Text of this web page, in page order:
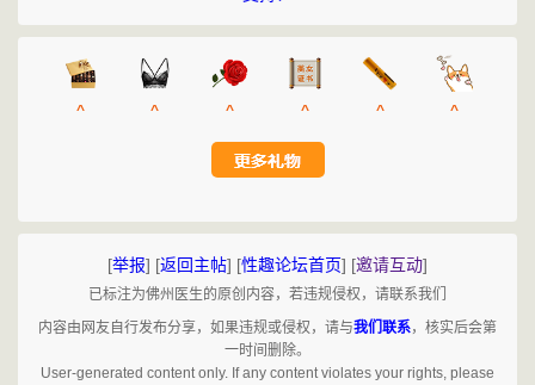
^ ^ ^ ^ ^ ^
[举报] [返回主帖] [性趣论坛首页] [邀请互动]
已标注为佛州医生的原创内容，若违规侵权，请联系我们
内容由网友自行发布分享，如果违规或侵权，请与我们联系，核实后会第
一时间删除。
User-generated content only. If any content violates your rights, please